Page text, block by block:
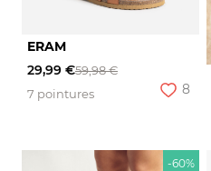
ERAM
29,99 €59,98 €
7 pointures
8
-60%